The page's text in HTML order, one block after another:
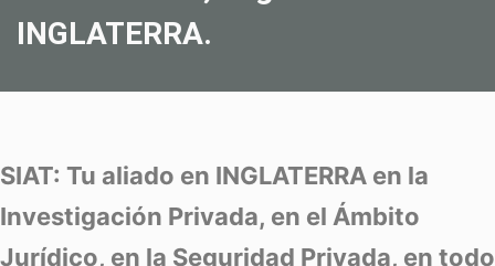
INGLATERRA.
SIAT: Tu aliado en INGLATERRA en la
Investigación Privada, en el Ámbito
Jurídico, en la Seguridad Privada, en todo